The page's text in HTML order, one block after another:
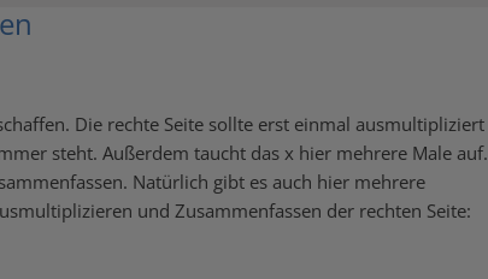
Die rechte Seite sollte erst einmal ausmultipliziert
steht. Außerdem taucht das x hier mehrere Male auf.
Natürlich gibt es auch hier mehrere
und Zusammenfassen der rechten Seite: